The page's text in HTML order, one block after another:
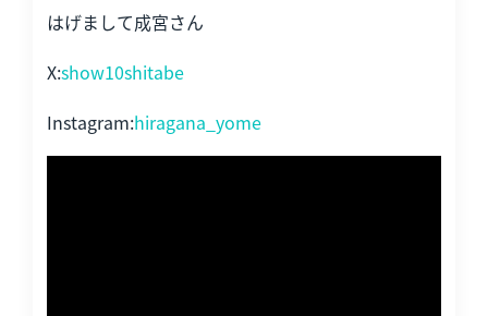
はげまして成宮さん
X:show10shitabe
Instagram:hiragana_yome